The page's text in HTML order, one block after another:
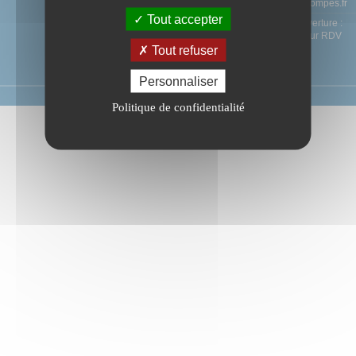
contact@ag-pompes.fr
Horaires d'ouverture :
Uniquement sur RDV
2023 - Site réalisé par l'agence
Tout accepter
Tout refuser
Personnaliser
Politique de confidentialité